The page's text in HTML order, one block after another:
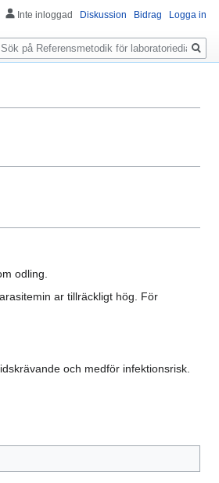
odling.
ar tillräckligt hög. För
och medför infektionsrisk.
Inte inloggad Diskussion Bidrag Logga in